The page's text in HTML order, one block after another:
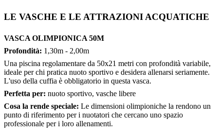
LE VASCHE E LE ATTRAZIONI ACQUATICHE
VASCA OLIMPIONICA 50M
Profondità: 1,30m - 2,00m
Una piscina regolamentare da 50x21 metri con profondità variabile,
ideale per chi pratica nuoto sportivo e desidera allenarsi seriamente.
L'uso della cuffia è obbligatorio in questa vasca.
Perfetta per: nuoto sportivo, vasche libere
Cosa la rende speciale: Le dimensioni olimpioniche la rendono un
punto di riferimento per i nuotatori che cercano uno spazio
professionale per i loro allenamenti.